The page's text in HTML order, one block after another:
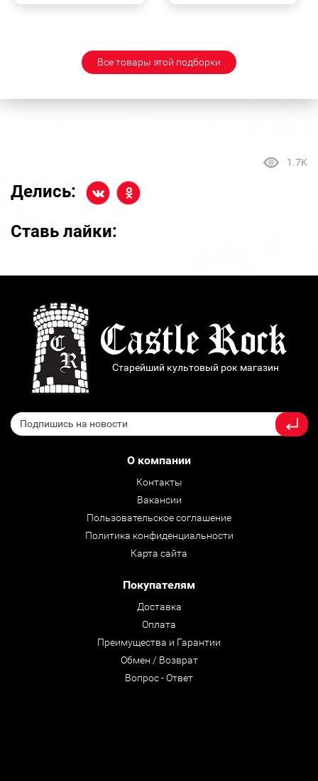
Все товары этой подборки
1.7K
Делись:
Ставь лайки:
Старейший культовый рок магазин
О компании
Контакты
Вакансии
Пользовательское соглашение
Политика конфиденциальности
Карта сайта
Покупателям
Доставка
Оплата
Преимущества и Гарантии
Обмен / Возврат
Вопрос - Ответ